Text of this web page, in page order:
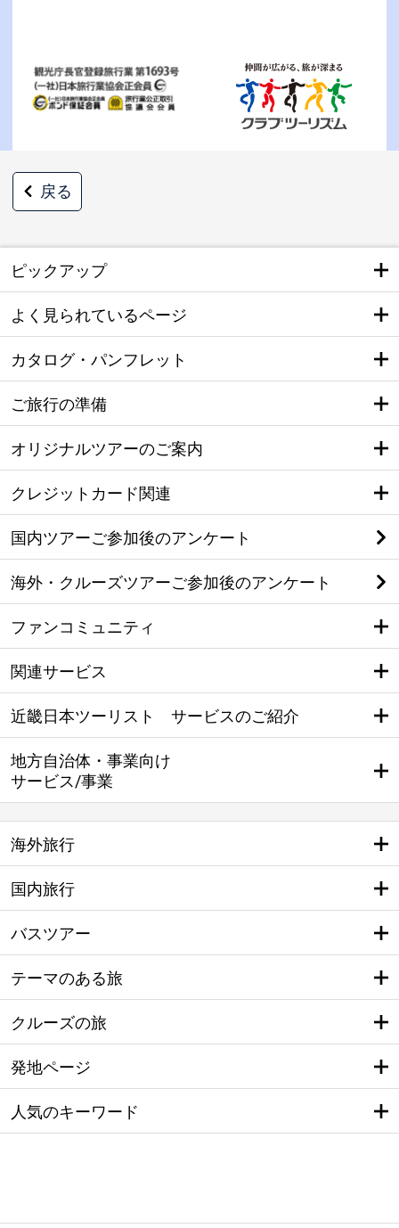
戻る
ピックアップ
よく見られているページ
カタログ・パンフレット
ご旅行の準備
オリジナルツアーのご案内
クレジットカード関連
国内ツアーご参加後のアンケート
海外・クルーズツアーご参加後のアンケート
ファンコミュニティ
関連サービス
近畿日本ツーリスト サービスのご紹介
地方自治体・事業向け
サービス/事業
海外旅行
国内旅行
バスツアー
テーマのある旅
クルーズの旅
発地ページ
人気のキーワード